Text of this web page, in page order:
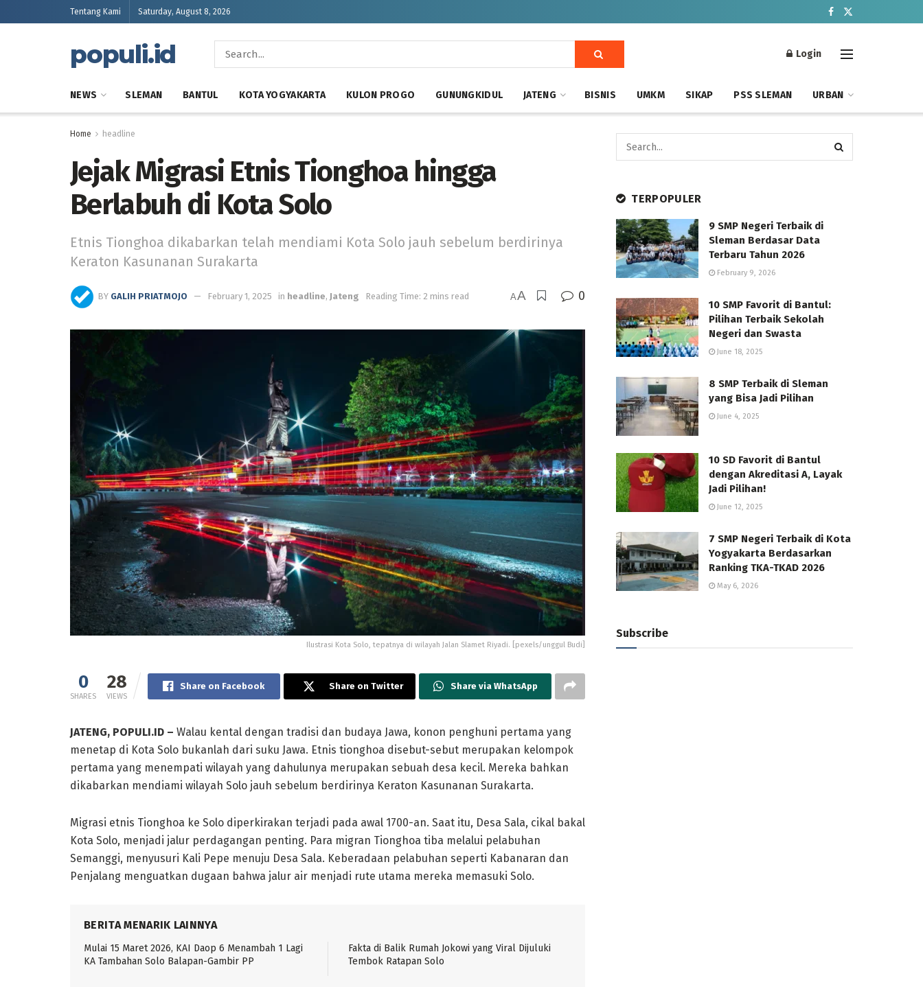
Tentang Kami Saturday, August 8, 2026
populi.id Login
NEWS SLEMAN BANTUL KOTA YOGYAKARTA KULON PROGO GUNUNGKIDUL JATENG BISNIS UMKM SIKAP PSS SLEMAN URBAN
Home headline
Jejak Migrasi Etnis Tionghoa hingga
Berlabuh di Kota Solo
Etnis Tionghoa dikabarkan telah mendiami Kota Solo jauh sebelum berdirinya
Keraton Kasunanan Surakarta
BY GALIH PRIATMOJO February 1, 2025 in headline, Jateng Reading Time: 2 mins read AA 0
Ilustrasi Kota Solo, tepatnya di wilayah Jalan Slamet Riyadi. [pexels/unggul Budi]
0
SHARES
28
VIEWS
Share on Facebook Share on Twitter Share via WhatsApp
JATENG, POPULI.ID – Walau kental dengan tradisi dan budaya Jawa, konon penghuni pertama yang
menetap di Kota Solo bukanlah dari suku Jawa. Etnis tionghoa disebut-sebut merupakan kelompok
pertama yang menempati wilayah yang dahulunya merupakan sebuah desa kecil. Mereka bahkan
dikabarkan mendiami wilayah Solo jauh sebelum berdirinya Keraton Kasunanan Surakarta.
Migrasi etnis Tionghoa ke Solo diperkirakan terjadi pada awal 1700-an. Saat itu, Desa Sala, cikal bakal
Kota Solo, menjadi jalur perdagangan penting. Para migran Tionghoa tiba melalui pelabuhan
Semanggi, menyusuri Kali Pepe menuju Desa Sala. Keberadaan pelabuhan seperti Kabanaran dan
Penjalang menguatkan dugaan bahwa jalur air menjadi rute utama mereka memasuki Solo.
BERITA MENARIK LAINNYA
Mulai 15 Maret 2026, KAI Daop 6 Menambah 1 Lagi
KA Tambahan Solo Balapan-Gambir PP
Fakta di Balik Rumah Jokowi yang Viral Dijuluki
Tembok Ratapan Solo
TERPOPULER
9 SMP Negeri Terbaik di
Sleman Berdasar Data
Terbaru Tahun 2026
February 9, 2026
10 SMP Favorit di Bantul:
Pilihan Terbaik Sekolah
Negeri dan Swasta
June 18, 2025
8 SMP Terbaik di Sleman
yang Bisa Jadi Pilihan
June 4, 2025
10 SD Favorit di Bantul
dengan Akreditasi A, Layak
Jadi Pilihan!
June 12, 2025
7 SMP Negeri Terbaik di Kota
Yogyakarta Berdasarkan
Ranking TKA-TKAD 2026
May 6, 2026
Subscribe